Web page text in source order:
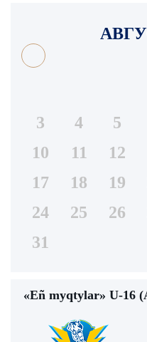
3
4 5
10
11 12
17
18 19
24
25 26
31
«Eñ myqtylar» U-16